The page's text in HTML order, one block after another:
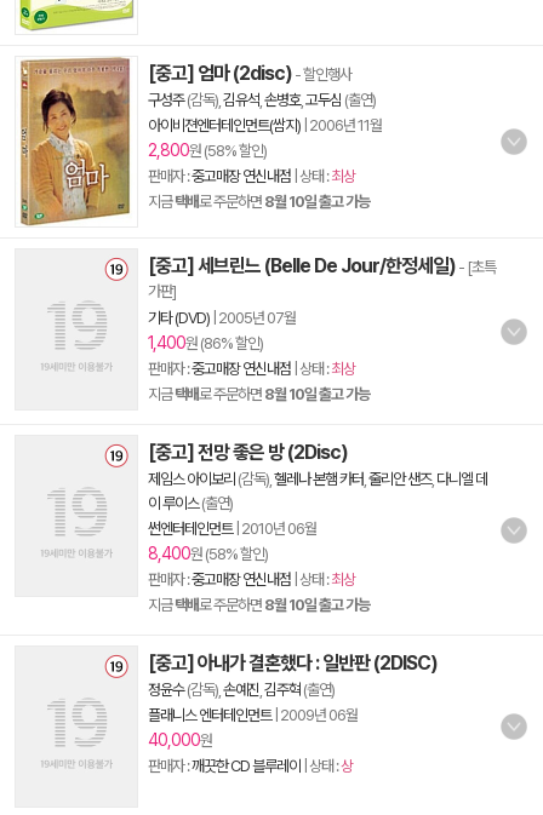
[중고] 엄마 (2disc) - 할인행사
구성주(감독), 김유석 손병호, 고두심 (출연)
아이비젼엔터테인먼트(쌈지) 2006년 11월
2,800원 (58% 할인)
판매자 :중고매장 연신내점 | 상태 :최상
지금택배로 주문하면 8월 10일 출고 가능
[중고] 세브린느 (Belle De Jour/한정세일) - [초특
가판]
기타 (DVD) 2005년 07월
1,400원 (86% 할인)
판매자 :중고매장 연신내점 | 상태 :최상
지금택배로 주문하면 8월 10일 출고 가능
[중고] 전망 좋은 방 (2Disc)
제임스 아이보리 (감독), 헬레나 본햄 카터 줄리안 샌즈, 다니엘 데
이 루이스(출연)
썬엔터테인먼트| 2010년 06월
8,400원 (58% 할인)
판매자 :중고매장 연신내점 | 상태 :최상
지금택배로 주문하면 8월 10일 출고 가능
[중고] 아내가 결혼했다 : 일반판 (2DISC)
정윤수(감독), 손예진 김주혁 (출연)
플래니스 엔터테인먼트| 2009년 06월
40,000원
판매자 :깨끗한 CD 블루레이 | 상태 :상